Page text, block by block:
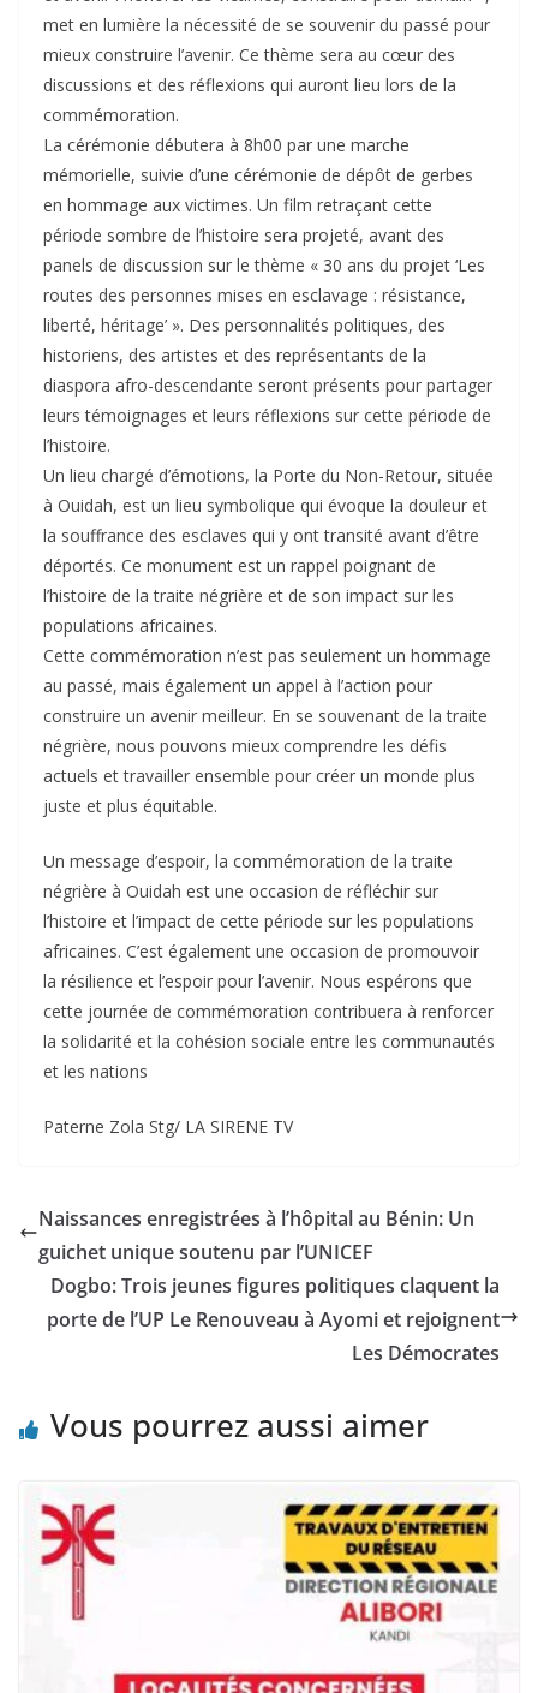
met en lumière la nécessité de se souvenir du passé pour
mieux construire l’avenir. Ce thème sera au cœur des
discussions et des réflexions qui auront lieu lors de la
commémoration.
La cérémonie débutera à 8h00 par une marche
mémorielle, suivie d’une cérémonie de dépôt de gerbes
en hommage aux victimes. Un film retraçant cette
période sombre de l’histoire sera projeté, avant des
panels de discussion sur le thème « 30 ans du projet ‘Les
routes des personnes mises en esclavage : résistance,
liberté, héritage’ ». Des personnalités politiques, des
historiens, des artistes et des représentants de la
diaspora afro-descendante seront présents pour partager
leurs témoignages et leurs réflexions sur cette période de
l’histoire.
Un lieu chargé d’émotions, la Porte du Non-Retour, située
à Ouidah, est un lieu symbolique qui évoque la douleur et
la souffrance des esclaves qui y ont transité avant d’être
déportés. Ce monument est un rappel poignant de
l’histoire de la traite négrière et de son impact sur les
populations africaines.
Cette commémoration n’est pas seulement un hommage
au passé, mais également un appel à l’action pour
construire un avenir meilleur. En se souvenant de la traite
négrière, nous pouvons mieux comprendre les défis
actuels et travailler ensemble pour créer un monde plus
juste et plus équitable.
Un message d’espoir, la commémoration de la traite
négrière à Ouidah est une occasion de réfléchir sur
l’histoire et l’impact de cette période sur les populations
africaines. C’est également une occasion de promouvoir
la résilience et l’espoir pour l’avenir. Nous espérons que
cette journée de commémoration contribuera à renforcer
la solidarité et la cohésion sociale entre les communautés
et les nations
Paterne Zola Stg/ LA SIRENE TV
Naissances enregistrées à l’hôpital au Bénin: Un
guichet unique soutenu par l’UNICEF
Dogbo: Trois jeunes figures politiques claquent la
porte de l’UP Le Renouveau à Ayomi et rejoignent
Les Démocrates
Vous pourrez aussi aimer